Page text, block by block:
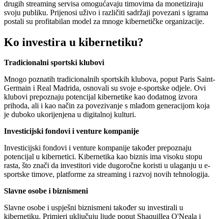
drugih streaming servisa omogućavaju timovima da monetiziraju
svoju publiku. Prijenosi uživo i različiti sadržaji povezani s igrama
postali su profitabilan model za mnoge kibernetičke organizacije.
Ko investira u kibernetiku?
Tradicionalni sportski klubovi
Mnogo poznatih tradicionalnih sportskih klubova, poput Paris Saint-
Germain i Real Madrida, osnovali su svoje e-sportske odjele. Ovi
klubovi prepoznaju potencijal kibernetike kao dodatnog izvora
prihoda, ali i kao način za povezivanje s mlađom generacijom koja
je duboko ukorijenjena u digitalnoj kulturi.
Investicijski fondovi i venture kompanije
Investicijski fondovi i venture kompanije također prepoznaju
potencijal u kibernetici. Kibernetika kao biznis ima visoku stopu
rasta, što znači da investitori vide dugoročne koristi u ulaganju u e-
sportske timove, platforme za streaming i razvoj novih tehnologija.
Slavne osobe i biznismeni
Slavne osobe i uspješni biznismeni također su investirali u
kibernetiku. Primjeri uključuju ljude poput Shaquillea O'Neala i